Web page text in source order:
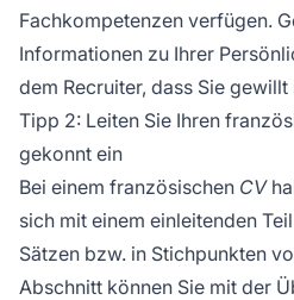
Fachkompetenzen verfügen.
Informationen zu Ihrer
dem Recruiter, dass Sie
Tipp 2: Leiten Sie Ihren
gekonnt ein
Bei einem französischen CV
sich mit einem einleitenden
Sätzen bzw. in Stichpunkten
Abschnitt können Sie mit der